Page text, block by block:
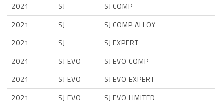
2021
SJ
SJ COMP
2021
SJ
SJ COMP ALLOY
2021
SJ
SJ EXPERT
2021
SJ EVO
SJ EVO COMP
2021
SJ EVO
SJ EVO EXPERT
2021
SJ EVO
SJ EVO LIMITED